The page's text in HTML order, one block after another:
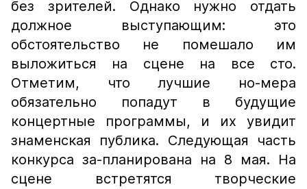
без зрителей. Однако нужно отдать
должное выступающим: это
обстоятельство не помешало им
выложиться на сцене на все сто.
Отметим, что лучшие но-мера
обязательно попадут в будущие
концертные программы, и их увидит
знаменская публика. Следующая часть
конкурса за-планирована на 8 мая. На
сцене встретятся творческие